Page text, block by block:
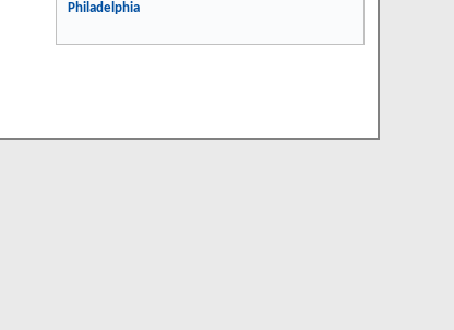
Philadelphia